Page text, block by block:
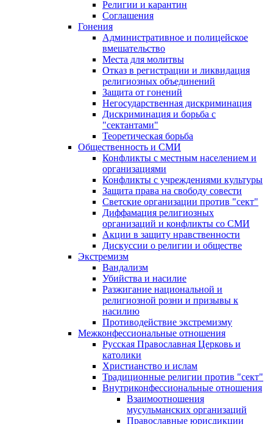
Религии и карантин
Соглашения
Гонения
Административное и полицейское
вмешательство
Места для молитвы
Отказ в регистрации и ликвидация
религиозных объединений
Защита от гонений
Негосударственная дискриминация
Дискриминация и борьба с
"сектантами"
Теоретическая борьба
Общественность и СМИ
Конфликты с местным населением и
организациями
Конфликты с учреждениями культуры
Защита права на свободу совести
Светские организации против "сект"
Диффамация религиозных
организаций и конфликты со СМИ
Акции в защиту нравственности
Дискуссии о религии и обществе
Экстремизм
Вандализм
Убийства и насилие
Разжигание национальной и
религиозной розни и призывы к
насилию
Противодействие экстремизму
Межконфессиональные отношения
Русская Православная Церковь и
католики
Христианство и ислам
Традиционные религии против "сект"
Внутриконфессиональные отношения
Взаимоотношения
мусульманских организаций
Православные юрисдикции